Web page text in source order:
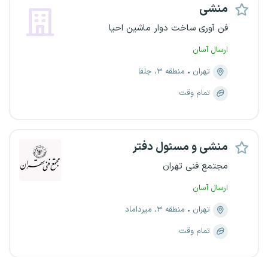
منشی
فن آوری ساخت دوار ماشین احیا
ارسال آسان
تهران
منطقه ۳، جلفا
تمام وقت
منشی و مسئول دفتر
مجتمع فنی تهران
ارسال آسان
تهران
منطقه ۳، میرداماد
تمام وقت